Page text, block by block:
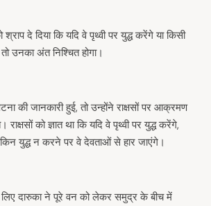
श्राप दे दिया कि यदि वे पृथ्वी पर युद्ध करेंगे या किसी
उनका अंत निश्चित होगा।
की जानकारी हुई, तो उन्होंने राक्षसों पर आक्रमण
को ज्ञात था कि यदि वे पृथ्वी पर युद्ध करेंगे,
युद्ध न करने पर वे देवताओं से हार जाएंगे।
दारुका ने पूरे वन को लेकर समुद्र के बीच में